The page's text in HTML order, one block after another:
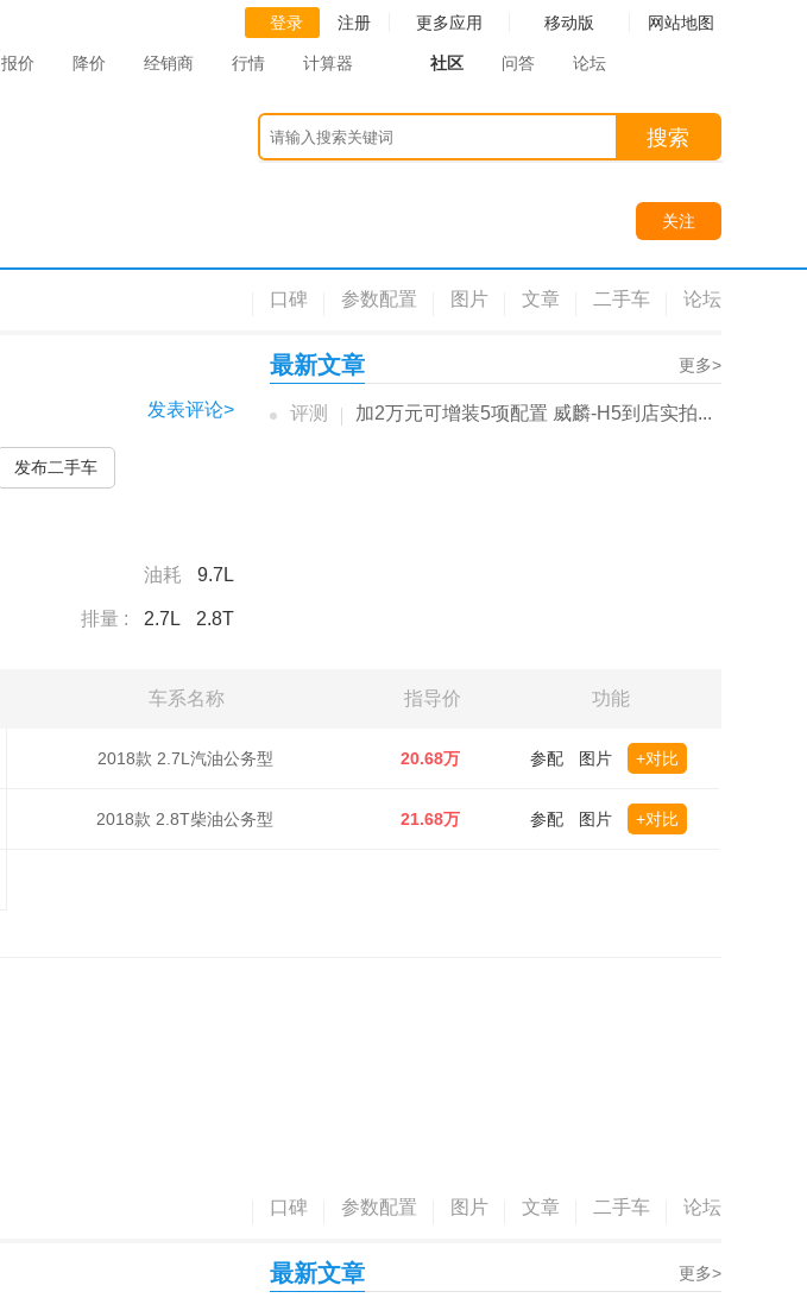
登录 注册 更多应用 移动版 网站地图
报价 降价 经销商 行情 计算器 社区 问答 论坛
搜索
关注
口碑 参数配置 图片 文章 二手车 论坛
发表评论>
发布二手车
油耗 9.7L
排量 : 2.7L 2.8T
最新文章 更多>
评测 加2万元可增装5项配置 威麟-H5到店实拍...
车系名称 指导价 功能
2018款 2.7L汽油公务型 20.68万 参配 图片 +对比
2018款 2.8T柴油公务型 21.68万 参配 图片 +对比
口碑 参数配置 图片 文章 二手车 论坛
最新文章 更多>